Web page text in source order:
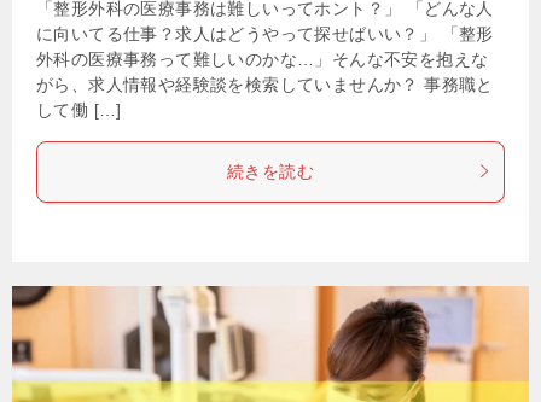
「整形外科の医療事務は難しいってホント？」 「どんな人
に向いてる仕事？求人はどうやって探せばいい？」 「整形
外科の医療事務って難しいのかな…」そんな不安を抱えな
がら、求人情報や経験談を検索していませんか？ 事務職と
して働 […]
続きを読む